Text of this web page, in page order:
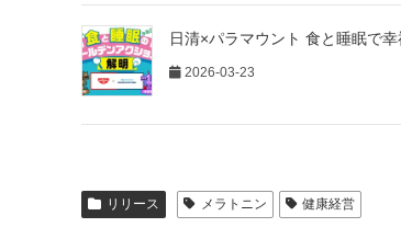
日清×パラマウント 食と睡眠で
2026-03-23
リリース メラトニン 健康経営